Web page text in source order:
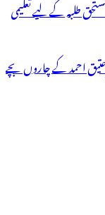
غیر ضروری اخراجات میں کمی، 300 مستحق طلبہ کے لیے تعلیمی
عتیق احمد کے چاروں بچے